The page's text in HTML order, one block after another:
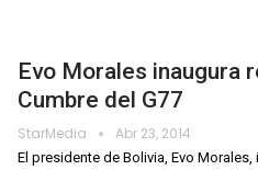
Evo Morales inaugura
Cumbre del G77
StarMedia Abr 23, 2014
El presidente de Bolivia, Evo Morales,